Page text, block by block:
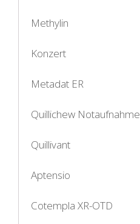
Methylin
Konzert
Metadat ER
Quillichew Notaufnahme
Quillivant
Aptensio
Cotempla XR-OTD